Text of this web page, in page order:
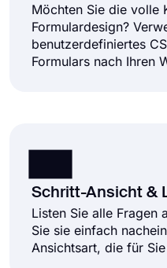
Möchten Sie die volle
Formulardesign?
benutzerdefiniertes
Formulars nach Ihren
Schritt-Ansicht &
Listen Sie alle Fragen
Sie sie einfach
Ansichtsart, die für